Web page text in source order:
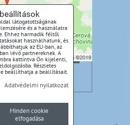
szeretne betölteni?
egyszer
- egyetért a cookie-
Funkcionális
új ablakban
nyilatkozat
látogatottságának
és a használatra
Ehhez harmadik féltől
használhatunk, és
az EU-ban, az
lévő partnereknek. A
kattintva Ön kijelenti,
Részletes
beállíthatja a beállításait.
Adatvédelmi nyilatkozat
Minden cookie
elfogadása